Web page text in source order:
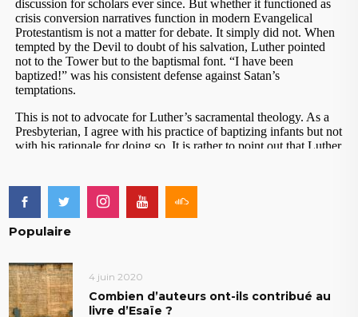
Populaire
4 juin 2020
Combien d’auteurs ont-ils contribué au
livre d’Esaïe ?